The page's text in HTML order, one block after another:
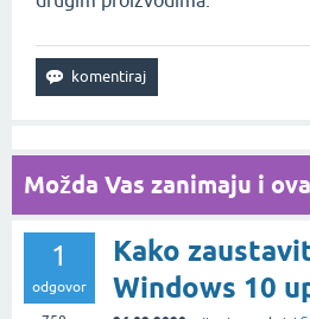
Možda Vas zanimaju i
1
odgovor
Kako
Windows 10